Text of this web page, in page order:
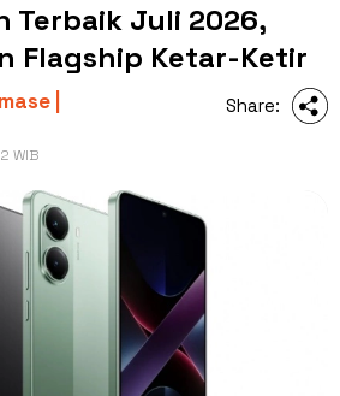
Terbaik Juli 2026,
Flagship Ketar-Ketir
|
WIB
Share: